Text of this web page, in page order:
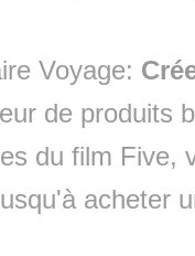
Voyage:
de produits
du film Five,
acheter